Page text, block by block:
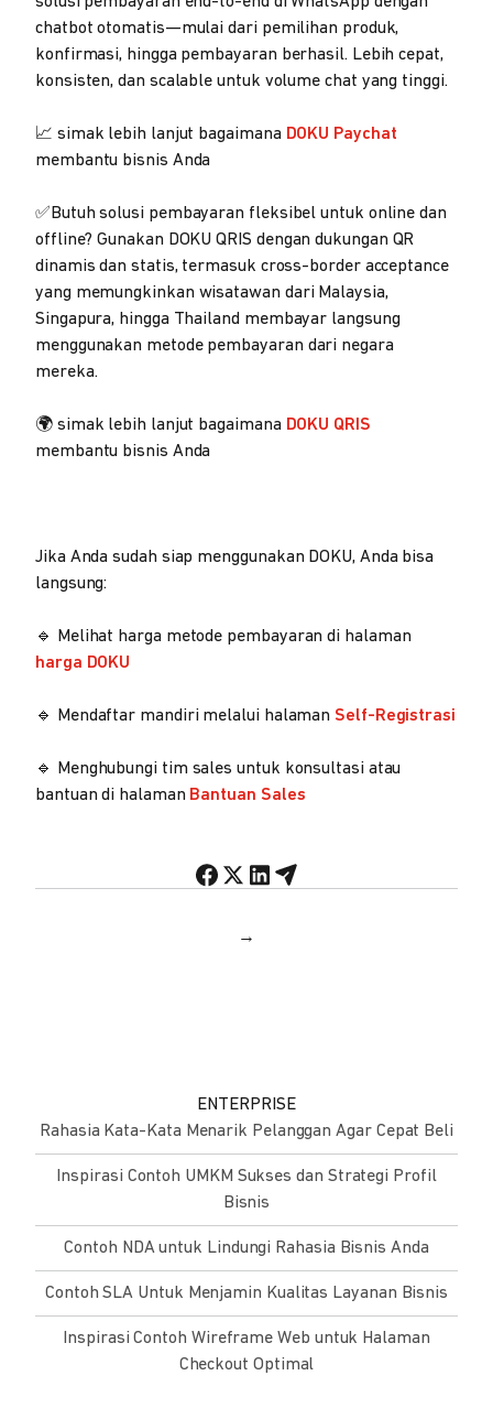
chatbot otomatis—mulai dari pemilihan produk,
konfirmasi, hingga pembayaran berhasil. Lebih cepat,
konsisten, dan scalable untuk volume chat yang tinggi.
📈 simak lebih lanjut bagaimana DOKU Paychat
membantu bisnis Anda
✅Butuh solusi pembayaran fleksibel untuk online dan
offline? Gunakan DOKU QRIS dengan dukungan QR
dinamis dan statis, termasuk cross-border acceptance
yang memungkinkan wisatawan dari Malaysia,
Singapura, hingga Thailand membayar langsung
menggunakan metode pembayaran dari negara
mereka.
🌍 simak lebih lanjut bagaimana DOKU QRIS
membantu bisnis Anda
Jika Anda sudah siap menggunakan DOKU, Anda bisa
langsung:
🔹 Melihat harga metode pembayaran di halaman
harga DOKU
🔹 Mendaftar mandiri melalui halaman Self-Registrasi
🔹 Menghubungi tim sales untuk konsultasi atau
bantuan di halaman Bantuan Sales
→
ENTERPRISE
Rahasia Kata-Kata Menarik Pelanggan Agar Cepat Beli
Inspirasi Contoh UMKM Sukses dan Strategi Profil
Bisnis
Contoh NDA untuk Lindungi Rahasia Bisnis Anda
Contoh SLA Untuk Menjamin Kualitas Layanan Bisnis
Inspirasi Contoh Wireframe Web untuk Halaman
Checkout Optimal